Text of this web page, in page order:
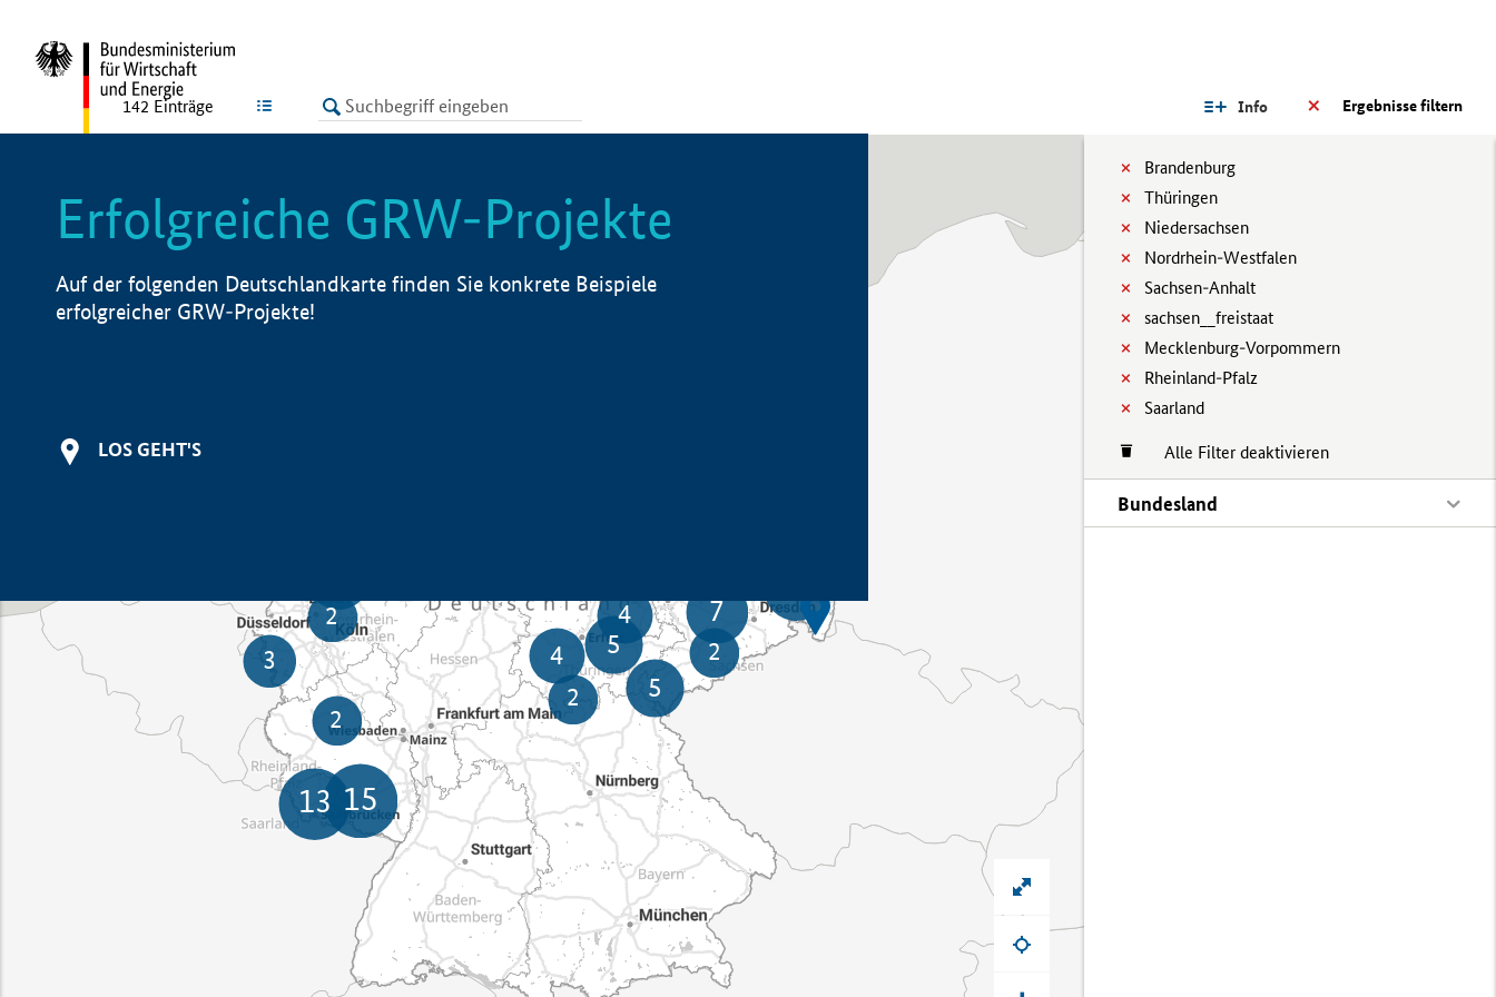
LISTE Ergebnisse filtern
Info
Brandenburg
Thüringen
Niedersachsen
Nordrhein-Westfalen
Sachsen-Anhalt
sachsen__freistaat
Mecklenburg-Vorpommern
Rheinland-Pfalz
Saarland
Alle Filter deaktivieren
Bundesland
142 Einträge
Erfolgreiche GRW-Projekte
Auf der folgenden Deutschlandkarte finden Sie konkrete Beispiele
erfolgreicher GRW-Projekte!
LOS GEHT'S